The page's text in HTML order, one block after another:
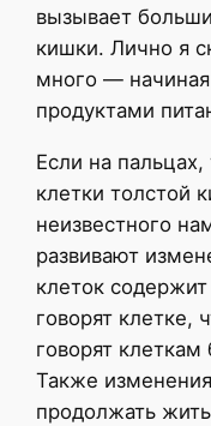
вызывает
кишки. Лично я
много — начиная
продуктами
Если на
клетки толстой
неизвестного
развивают
клеток
говорят клетке,
говорят
Также
продолжать